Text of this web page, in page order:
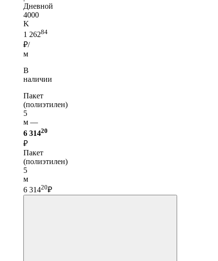
Дневной
4000
K
1 26284
₽/
м
В
наличии
Пакет
(полиэтилен)
5
м —
6 31420
₽
Пакет
(полиэтилен)
5
м
6 31420₽